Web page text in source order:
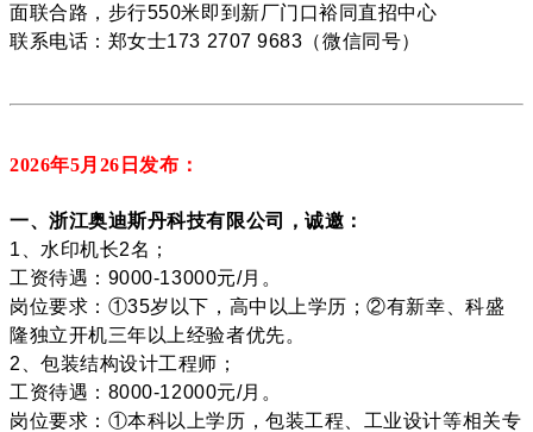
面联合路，步行550米即到新厂门口裕同直招中心
联系电话：郑女士173 2707 9683（微信同号）
2026年5月26 日发布：
一、浙江奥迪斯丹科技有限公司，诚邀：
1、水印机长2名；
工资待遇：9000-13000元/月。
岗位要求：①35岁以下，高中以上学历；②有新幸、科盛
隆独立开机三年以上经验者优先。
2、包装结构设计工程师；
工资待遇：8000-12000元/月。
岗位要求：①本科以上学历，包装工程、工业设计等相关专